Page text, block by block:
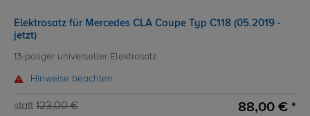
Elektrosatz für Mercedes CLA Coupe Typ C118 (05.2019 -
jetzt)
13-poliger universeller Elektrosatz
Hinweise beachten
statt 123,00 € 88,00 € *